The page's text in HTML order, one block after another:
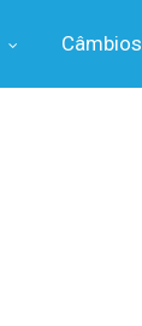
Câmbios